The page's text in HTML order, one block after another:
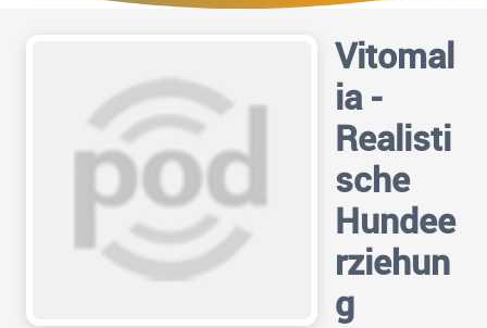
Vitomal
ia -
Realisti
sche
Hundee
rziehun
g